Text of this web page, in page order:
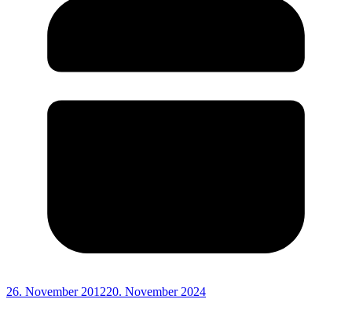
26. November 201220. November 2024